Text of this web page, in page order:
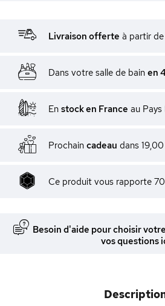
Livraison offerte à partir
Dans votre salle de bain en
En stock en France au Pays
Prochain cadeau dans
Ce produit vous rapporte 70
Besoin d'aide pour choisir
vos questions